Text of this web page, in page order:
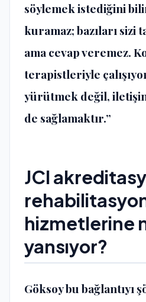
söylemek istediğini
kuramaz; bazıları sizi
ama cevap veremez.
terapistleriyle
yürütmek değil,
de sağlamaktır.”
JCI
hizmetlerine
yansıyor?
Göksoy bu bağlantıyı